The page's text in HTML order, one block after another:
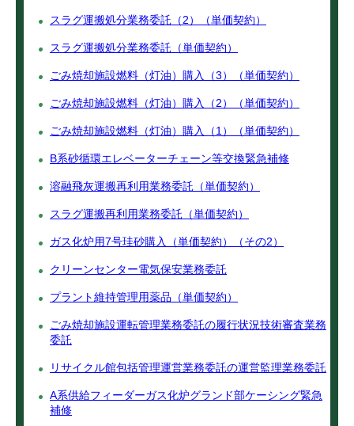
スラグ運搬処分業務委託（2）（単価契約）
スラグ運搬処分業務委託（単価契約）
ごみ焼却施設燃料（灯油）購入（3）（単価契約）
ごみ焼却施設燃料（灯油）購入（2）（単価契約）
ごみ焼却施設燃料（灯油）購入（1）（単価契約）
B系砂循環エレベーターチェーン等交換緊急補修
溶融飛灰運搬再利用業務委託（単価契約）
スラグ運搬再利用業務委託（単価契約）
ガス化炉用7号珪砂購入（単価契約）（その2）
クリーンセンター電気保安業務委託
プラント維持管理用薬品（単価契約）
ごみ焼却施設運転管理業務委託の履行状況技術審査業務
委託
リサイクル館包括管理運営業務委託の運営監理業務委託
A系供給フィーダーガス化炉グランド部ケーシング緊急
補修